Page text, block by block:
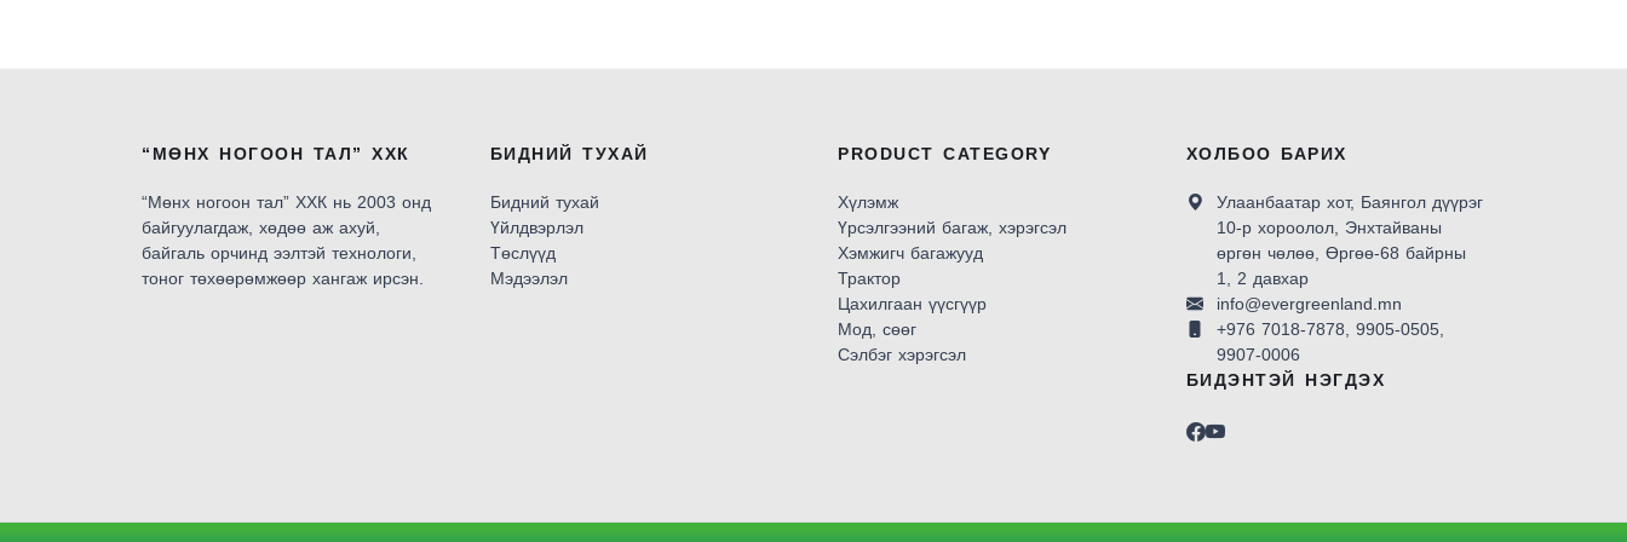
“МӨНХ НОГООН ТАЛ” ХХК
“Мөнх ногоон тал” ХХК нь 2003 онд
байгуулагдаж, хөдөө аж ахуй,
байгаль орчинд ээлтэй технологи,
тоног төхөөрөмжөөр хангаж ирсэн.
БИДНИЙ ТУХАЙ
Бидний тухай
Үйлдвэрлэл
Төслүүд
Мэдээлэл
PRODUCT CATEGORY
Хүлэмж
Үрсэлгээний багаж, хэрэгсэл
Хэмжигч багажууд
Трактор
Цахилгаан үүсгүүр
Мод, сөөг
Сэлбэг хэрэгсэл
ХОЛБОО БАРИХ
Улаанбаатар хот, Баянгол дүүрэг
10-р хороолол, Энхтайваны
өргөн чөлөө, Өргөө-68 байрны
1, 2 давхар
info@evergreenland.mn
+976 7018-7878, 9905-0505,
9907-0006
БИДЭНТЭЙ НЭГДЭХ